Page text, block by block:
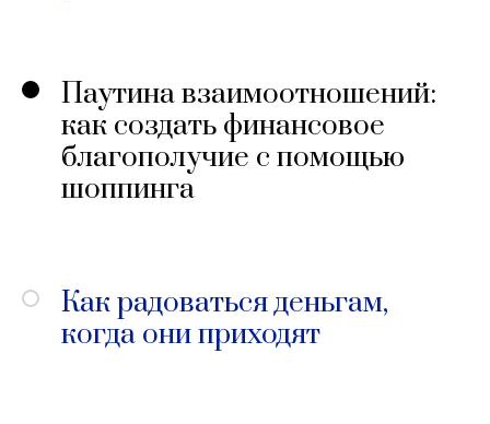
Паутина взаимоотношений:
как создать финансовое
благополучие с помощью
шоппинга
Как радоваться деньгам,
когда они приходят